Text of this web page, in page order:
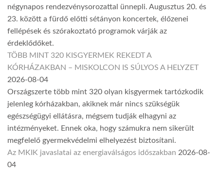
négynapos rendezvénysorozattal ünnepli. Augusztus 20. és
23. között a fürdő előtti sétányon koncertek, élőzenei
fellépések és szórakoztató programok várják az
érdeklődőket.
TÖBB MINT 320 KISGYERMEK REKEDT A
KÓRHÁZAKBAN – MISKOLCON IS SÚLYOS A HELYZET
2026-08-04
Országszerte több mint 320 olyan kisgyermek tartózkodik
jelenleg kórházakban, akiknek már nincs szükségük
egészségügyi ellátásra, mégsem tudják elhagyni az
intézményeket. Ennek oka, hogy számukra nem sikerült
megfelelő gyermekvédelmi elhelyezést biztosítani.
Az MKIK javaslatai az energiaválságos időszakban 2026-08-
04